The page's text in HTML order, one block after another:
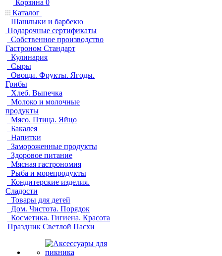
Корзина 0
Каталог
Шашлыки и барбекю
Подарочные сертификаты
Собственное производство
Гастроном Стандарт
Кулинария
Сыры
Овощи. Фрукты. Ягоды.
Грибы
Хлеб. Выпечка
Молоко и молочные
продукты
Мясо. Птица. Яйцо
Бакалея
Напитки
Замороженные продукты
Здоровое питание
Мясная гастрономия
Рыба и морепродукты
Кондитерские изделия.
Сладости
Товары для детей
Дом. Чистота. Порядок
Косметика. Гигиена. Красота
Праздник Светлой Пасхи